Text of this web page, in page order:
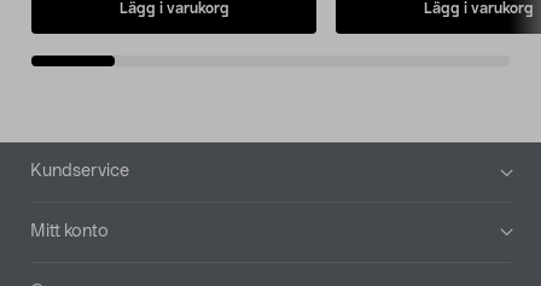
Lägg i varukorg Lägg i varukorg
Sidfot
Kundservice
Mitt konto